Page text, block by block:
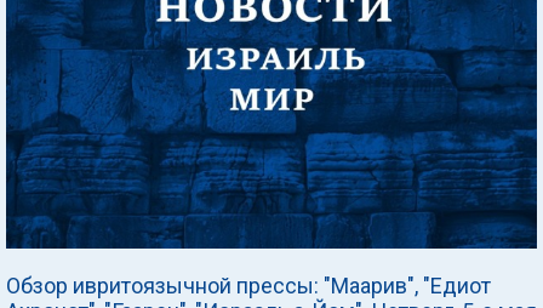
Обзор ивритоязычной прессы: "Маарив", "Едиот